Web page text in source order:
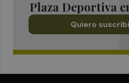
Plaza Deportiva
Quiero